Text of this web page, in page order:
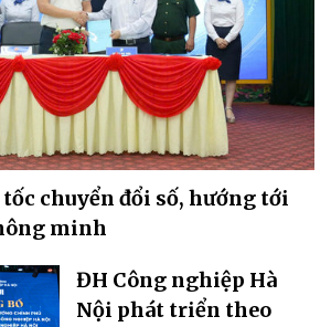
chuyển đổi số, hướng tới
minh
ĐH Công nghiệp Hà
Nội phát triển theo